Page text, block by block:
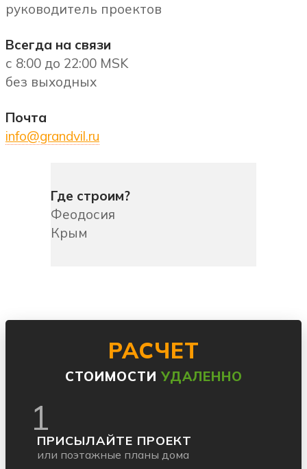
руководитель проектов
Всегда на связи
с 8:00 до 22:00 MSK
без выходных
Почта
info@grandvil.ru
Где строим?
Феодосия
Крым
РАСЧЕТ
СТОИМОСТИ УДАЛЕННО
1
ПРИСЫЛАЙТЕ ПРОЕКТ
или поэтажные планы дома